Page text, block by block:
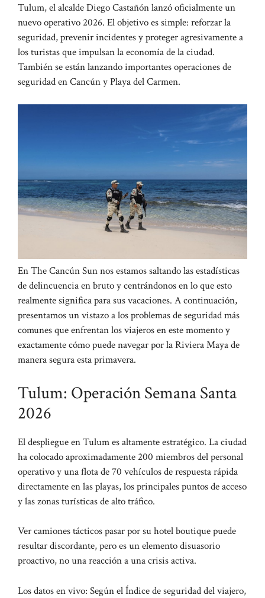
Tulum, el alcalde Diego Castañón lanzó oficialmente un
nuevo operativo 2026. El objetivo es simple: reforzar la
seguridad, prevenir incidentes y proteger agresivamente a
los turistas que impulsan la economía de la ciudad.
También se están lanzando importantes operaciones de
seguridad en Cancún y Playa del Carmen.
En The Cancún Sun nos estamos saltando las estadísticas
de delincuencia en bruto y centrándonos en lo que esto
realmente significa para sus vacaciones. A continuación,
presentamos un vistazo a los problemas de seguridad más
comunes que enfrentan los viajeros en este momento y
exactamente cómo puede navegar por la Riviera Maya de
manera segura esta primavera.
Tulum: Operación Semana Santa
2026
El despliegue en Tulum es altamente estratégico. La ciudad
ha colocado aproximadamente 200 miembros del personal
operativo y una flota de 70 vehículos de respuesta rápida
directamente en las playas, los principales puntos de acceso
y las zonas turísticas de alto tráfico.
Ver camiones tácticos pasar por su hotel boutique puede
resultar discordante, pero es un elemento disuasorio
proactivo, no una reacción a una crisis activa.
Los datos en vivo: Según el Índice de seguridad del viajero,